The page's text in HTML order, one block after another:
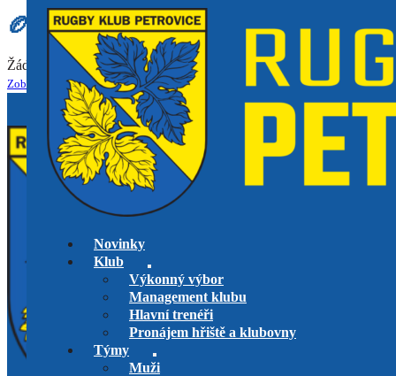
Novinky
Klub
Výkonný výbor
Management klubu
Hlavní trenéři
Pronájem hřiště a klubovny
Týmy
Muži
🏉 AKCE KLUBU A NA HŘIŠTI
Žádné nadcházející události.
Zobrazit kalendář akcí